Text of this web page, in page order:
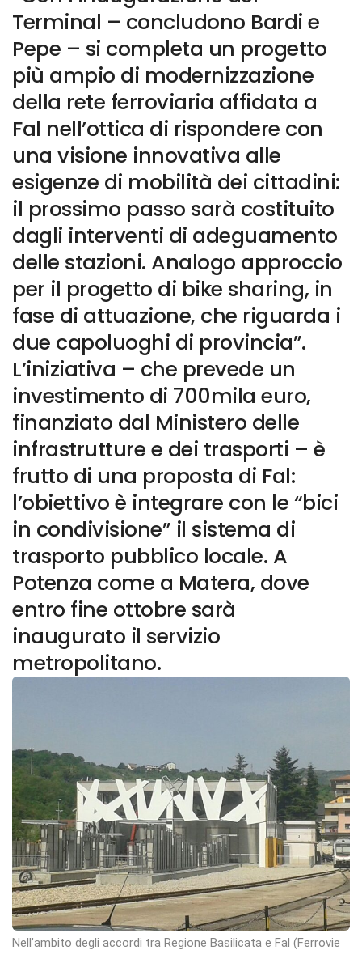
Terminal – concludono Bardi e
Pepe – si completa un progetto
più ampio di modernizzazione
della rete ferroviaria affidata a
Fal nell’ottica di rispondere con
una visione innovativa alle
esigenze di mobilità dei cittadini:
il prossimo passo sarà costituito
dagli interventi di adeguamento
delle stazioni. Analogo approccio
per il progetto di bike sharing, in
fase di attuazione, che riguarda i
due capoluoghi di provincia”.
L’iniziativa – che prevede un
investimento di 700mila euro,
finanziato dal Ministero delle
infrastrutture e dei trasporti – è
frutto di una proposta di Fal:
l’obiettivo è integrare con le “bici
in condivisione” il sistema di
trasporto pubblico locale. A
Potenza come a Matera, dove
entro fine ottobre sarà
inaugurato il servizio
metropolitano.
Nell’ambito degli accordi tra Regione Basilicata e Fal (Ferrovie